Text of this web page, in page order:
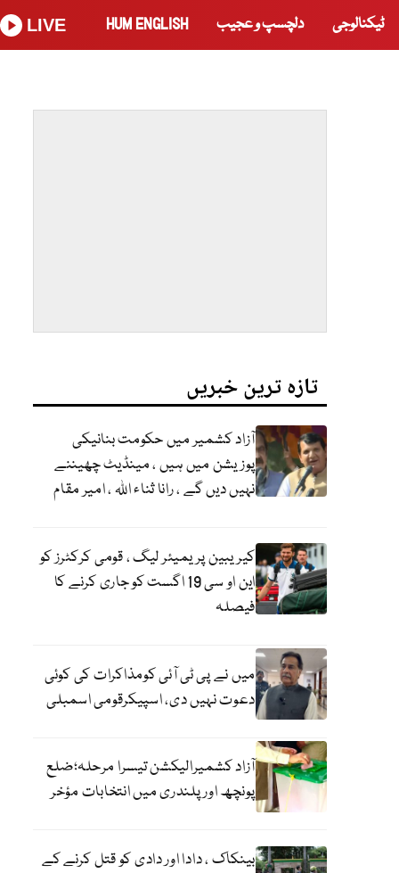
ٹیکنالوجی دلچسپ و عجیب HUM ENGLISH
LIVE
تازہ ترین خبریں
آزاد کشمیر میں حکومت بنانیکی
پوزیشن میں ہیں ، مینڈیٹ چھیننے
نہیں دیں گے ، رانا ثناء اللہ ، امیر مقام
کیریبین پریمیئر لیگ ، قومی کرکٹرز کو
این او سی 19 اگست کو جاری کرنے کا
فیصلہ
میں نے پی ٹی آئی کومذاکرات کی کوئی
دعوت نہیں دی، اسپیکرقومی اسمبلی
آزاد کشمیرالیکشن تیسرا مرحلہ؛ضلع
پونچھ اور پلندری میں انتخابات مؤخر
بینکاک ، دادا اور دادی کو قتل کرنے کے